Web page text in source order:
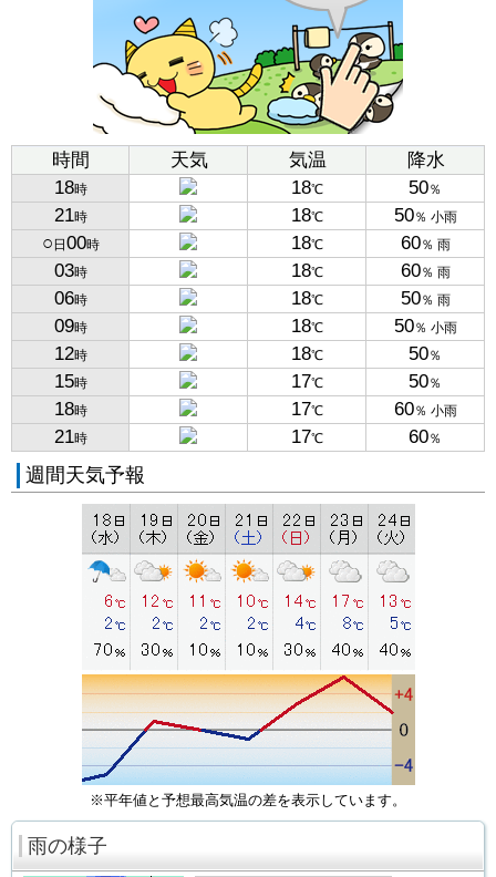
時間 天気 気温
降水
18時 18℃ 50％
21時 18℃ 50％ 小雨
○ 日 00時 18℃ 60％ 雨
03時 18℃ 60％ 雨
06時 18℃ 50％ 雨
09時 18℃ 50％ 小雨
12時 18℃ 50％
15時 17℃ 50％
18時 17℃ 60％ 小雨
21時 17℃ 60％
週間天気予報
※平年値と予想最高気温の差を表示しています。
雨の様子